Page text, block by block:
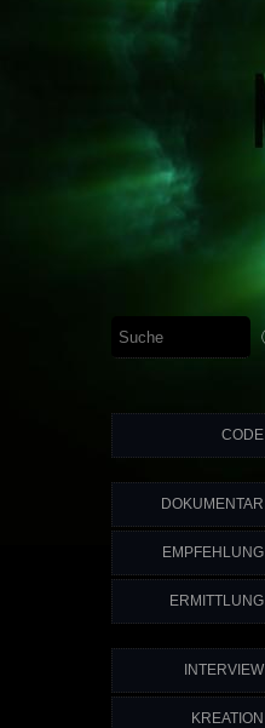
CODE
DOKUMENTAR
EMPFEHLUNG
ERMITTLUNG
INTERVIEW
KREATION